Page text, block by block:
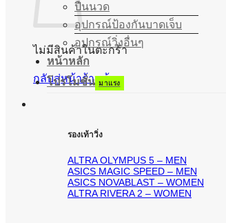
ไม่มีสินค้าในตะกร้า
กลับสู่หน้าร้านค้า
ปืนนวด
อุปกรณ์ป้องกันบาดเจ็บ
อุปกรณ์วิ่งอื่นๆ
หน้าหลัก
โปรโมชั่น
รองเท้าวิ่ง
ALTRA OLYMPUS 5 – MEN
ASICS MAGIC SPEED – MEN
ASICS NOVABLAST – WOMEN
ALTRA RIVERA 2 – WOMEN